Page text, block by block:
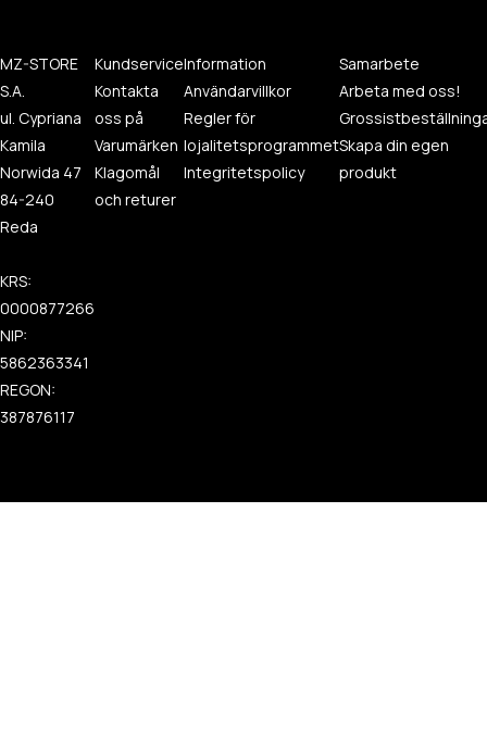
MZ-STORE
S.A.
ul. Cypriana
Kamila
Norwida 47
84-240
Reda
KRS:
0000877266
NIP:
5862363341
REGON:
387876117
Kundservice
Kontakta
oss på
Varumärken
Klagomål
och returer
Information
Användarvillkor
Regler för
lojalitetsprogrammet
Integritetspolicy
Samarbete
Arbeta med oss!
Skapa din egen
produkt